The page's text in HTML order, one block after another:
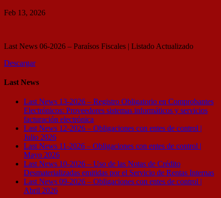
Feb 13, 2026
Last News 06-2026 – Paraísos Fiscales | Listado Actualizado
Descargar
Last News
Last News 13-2026 – Registro Obligatorio en Comprobantes
Electrónicos: Proveedores sistemas informáticos y servicios
facturación electrónica
Last News 12-2026 – Obligaciones con entes de control |
Julio 2026
Last News 11-2026 – Obligaciones con entes de control |
Mayo 2026
Last News 10-2026 – Uso de las Notas de Crédito
Desmaterializadas emitidas por el Servicio de Rentas Internas
Last News 09-2026 – Obligaciones con entes de control |
Abril 2026